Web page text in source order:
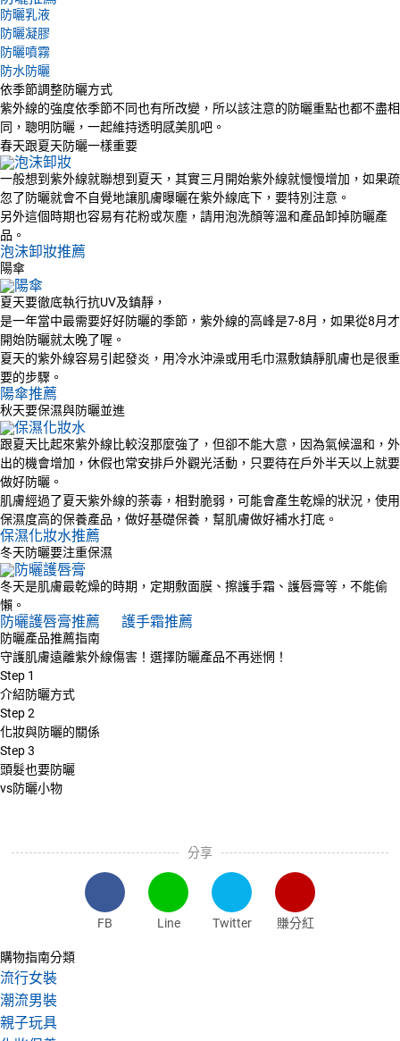
防曬乳液
防曬凝膠
防曬噴霧
防水防曬
依季節調整防曬方式
紫外線的強度依季節不同也有所改變，所以該注意的防曬重點也都不盡相
同，聰明防曬，一起維持透明感美肌吧。
春天跟夏天防曬一樣重要
一般想到紫外線就聯想到夏天，其實三月開始紫外線就慢慢增加，如果疏
忽了防曬就會不自覺地讓肌膚曝曬在紫外線底下，要特別注意。
另外這個時期也容易有花粉或灰塵，請用泡洗顏等溫和產品卸掉防曬產
品。
泡沫卸妝推薦
陽傘
夏天要徹底執行抗UV及鎮靜，
是一年當中最需要好好防曬的季節，紫外線的高峰是7-8月，如果從8月才
開始防曬就太晚了喔。
夏天的紫外線容易引起發炎，用冷水沖澡或用毛巾濕敷鎮靜肌膚也是很重
要的步驟。
陽傘推薦
秋天要保濕與防曬並進
跟夏天比起來紫外線比較沒那麼強了，但卻不能大意，因為氣候溫和，外
出的機會增加，休假也常安排戶外觀光活動，只要待在戶外半天以上就要
做好防曬。
肌膚經過了夏天紫外線的荼毒，相對脆弱，可能會產生乾燥的狀況，使用
保濕度高的保養產品，做好基礎保養，幫肌膚做好補水打底。
保濕化妝水推薦
冬天防曬要注重保濕
冬天是肌膚最乾燥的時期，定期敷面膜、擦護手霜、護唇膏等，不能偷
懶。
防曬護唇膏推薦 護手霜推薦
防曬產品推薦指南
守護肌膚遠離紫外線傷害！選擇防曬產品不再迷惘！
Step 1
介紹防曬方式
Step2
化妝與防曬的關係
Step3
頭髮也要防曬
vs防曬小物
分享
FB Line Twitter 賺分紅
購物指南分類
流行女裝
潮流男裝
親子玩具